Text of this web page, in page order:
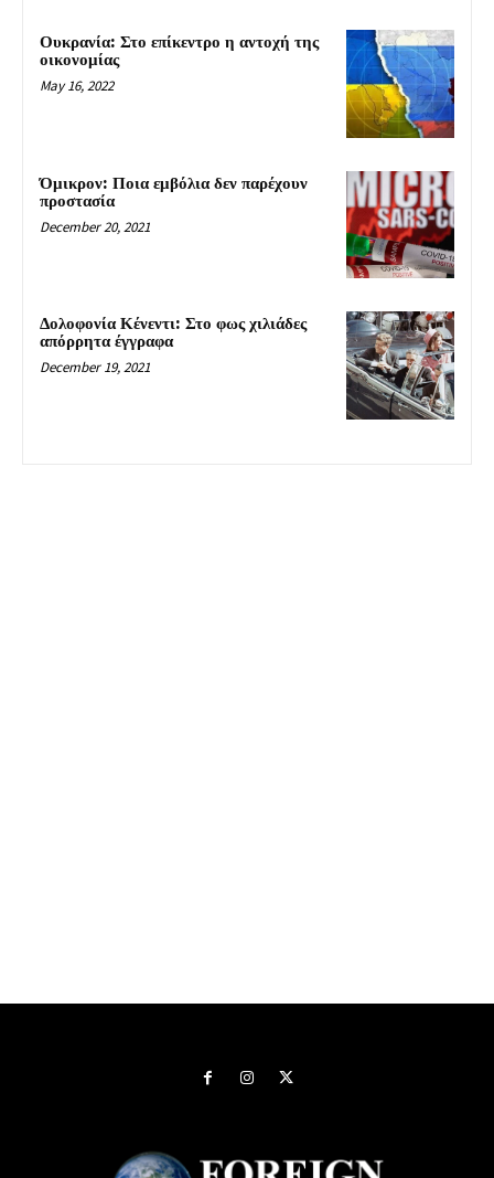
Ουκρανία: Στο επίκεντρο η αντοχή της
οικονομίας
May 16, 2022
Όμικρον: Ποια εμβόλια δεν παρέχουν
προστασία
December 20, 2021
Δολοφονία Κένεντι: Στο φως χιλιάδες
απόρρητα έγγραφα
December 19, 2021